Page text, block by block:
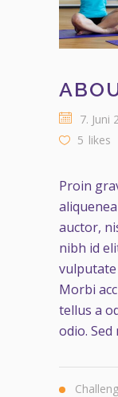
7. Juni
5 likes
Proin
auctor,
nibh id
vulputate
Morbi
tellus a
odio. Sed